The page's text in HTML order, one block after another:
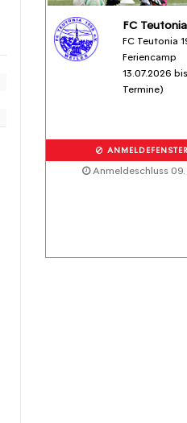
FC
FC Teutonia
Feriencamp
13.07.2026
Termine)
Anmeldeschluss 09.